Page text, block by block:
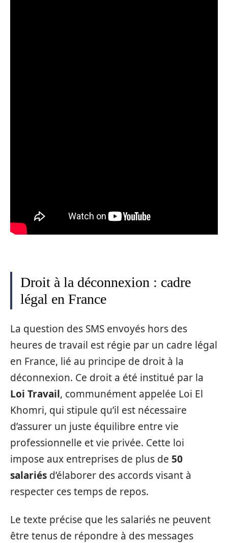
Droit à la déconnexion : cadre
légal en France
La question des SMS envoyés hors des
heures de travail est régie par un cadre légal
en France, lié au principe de droit à la
déconnexion. Ce droit a été institué par la
Loi Travail, communément appelée Loi El
Khomri, qui stipule qu’il est nécessaire
d’assurer un juste équilibre entre vie
professionnelle et vie privée. Cette loi
impose aux entreprises de plus de 50
salariés d’élaborer des accords visant à
respecter ces temps de repos.
Le texte précise que les salariés ne peuvent
être tenus de répondre à des messages